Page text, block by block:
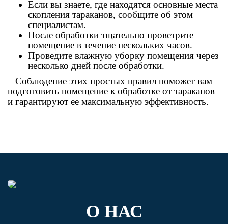
Если вы знаете, где находятся основные места
скопления тараканов, сообщите об этом
специалистам.
После обработки тщательно проветрите
помещение в течение нескольких часов.
Проведите влажную уборку помещения через
несколько дней после обработки.
Соблюдение этих простых правил поможет вам
подготовить помещение к обработке от тараканов
и гарантируют ее максимальную эффективность.
О НАС